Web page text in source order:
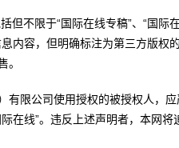
但不限于“国际在线专稿”、“国际
息内容，但明确标注为第三方版权
。
有限公司使用授权的被授权人，
在线”。违反上述声明者，本网将